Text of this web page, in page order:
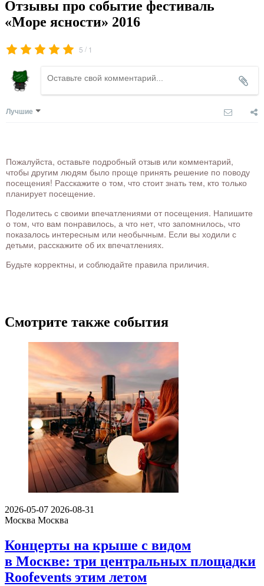
Отзывы про событие фестиваль
«Море ясности» 2016
5 / 1
Лучшие
Пожалуйста, оставьте подробный отзыв или комментарий,
чтобы другим людям было проще принять решение по поводу
посещения! Расскажите о том, что стоит знать тем, кто только
планирует посещение.
Поделитесь с своими впечатлениями от посещения. Напишите
о том, что вам понравилось, а что нет, что запомнилось, что
показалось интересным или необычным. Если вы ходили с
детьми, расскажите об их впечатлениях.
Будьте корректны, и соблюдайте правила приличия.
Смотрите также события
2026-05-07 2026-08-31
Москва Москва
Концерты на крыше с видом
в Москве: три центральных площадки
Roofevents этим летом